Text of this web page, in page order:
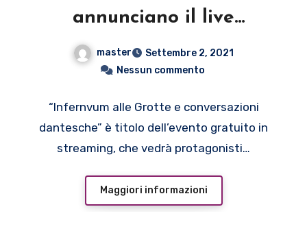
annunciano il live
streaming esclusivo dalle
Grotte di Castellana
master
Settembre 2, 2021
Nessun commento
“Infernvum alle Grotte e conversazioni
dantesche” è titolo dell’evento gratuito in
streaming, che vedrà protagonisti…
Maggiori informazioni